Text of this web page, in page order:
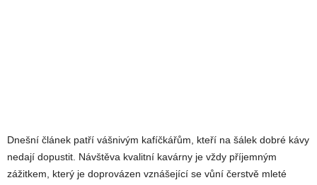
Dnešní článek patří vášnivým kafíčkářům, kteří na šálek dobré kávy
nedají dopustit. Návštěva kvalitní kavárny je vždy příjemným
zážitkem, který je doprovázen vznášející se vůní čerstvě mleté